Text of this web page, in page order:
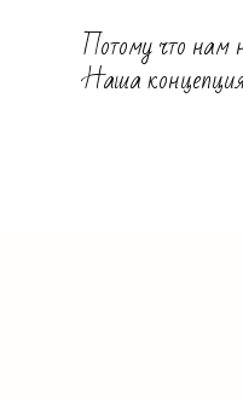
Потому что нам
Наша концепция